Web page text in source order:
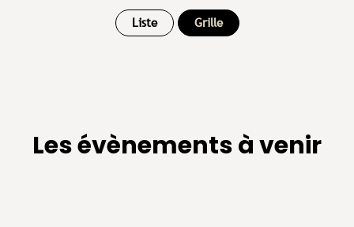
Liste Grille
Les évènements à venir